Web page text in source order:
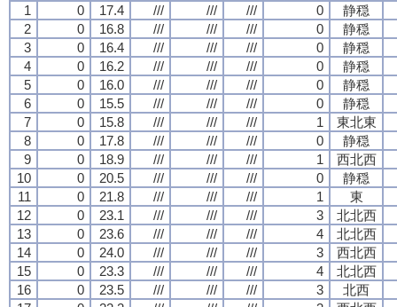
1
0 17.4 /// /// /// 0
静穏
2
0 16.8 /// /// /// 0
静穏
3
0 16.4 /// /// /// 0
静穏
4
0 16.2 /// /// /// 0
静穏
5
0 16.0 /// /// /// 0
静穏
6
0 15.5 /// /// /// 0
静穏
7
0 15.8 /// /// /// 1
東北東
8
0 17.8 /// /// /// 0
静穏
9
0 18.9 /// /// /// 1
西北西
10
0 20.5 /// /// /// 0
静穏
11
0 21.8 /// /// /// 1
東
12
0 23.1 /// /// /// 3
北北西
13
0 23.6 /// /// /// 4
北北西
14
0 24.0 /// /// /// 3
西北西
15
0 23.3 /// /// /// 4
北北西
16
0 23.5 /// /// /// 3
北西
1
0 17.4 /// /// /// 0
静穏
2
0 16.8 /// /// /// 0
静穏
3
0 16.4 /// /// /// 0
静穏
4
0 16.2 /// /// /// 0
静穏
5
0 16.0 /// /// /// 0
静穏
6
0 15.5 /// /// /// 0
静穏
7
0 15.8 /// /// /// 1
東北東
8
0 17.8 /// /// /// 0
静穏
9
0 18.9 /// /// /// 1
西北西
10
0 20.5 /// /// /// 0
静穏
11
0 21.8 /// /// /// 1
東
12
0 23.1 /// /// /// 3
北北西
13
0 23.6 /// /// /// 4
北北西
14
0 24.0 /// /// /// 3
西北西
15
0 23.3 /// /// /// 4
北北西
16
0 23.5 /// /// /// 3
北西
1
0 17.4 /// /// /// 0
静穏
2
0 16.8 /// /// /// 0
静穏
3
0 16.4 /// /// /// 0
静穏
4
0 16.2 /// /// /// 0
静穏
5
0 16.0 /// /// /// 0
静穏
6
0 15.5 /// /// /// 0
静穏
7
0 15.8 /// /// /// 1
東北東
8
0 17.8 /// /// /// 0
静穏
9
0 18.9 /// /// /// 1
西北西
10
0 20.5 /// /// /// 0
静穏
11
0 21.8 /// /// /// 1
東
12
0 23.1 /// /// /// 3
北北西
13
0 23.6 /// /// /// 4
北北西
14
0 24.0 /// /// /// 3
西北西
15
0 23.3 /// /// /// 4
北北西
16
0 23.5 /// /// /// 3
北西
1
0 17.4 /// /// /// 0
静穏
2
0 16.8 /// /// /// 0
静穏
3
0 16.4 /// /// /// 0
静穏
4
0 16.2 /// /// /// 0
静穏
5
0 16.0 /// /// /// 0
静穏
6
0 15.5 /// /// /// 0
静穏
7
0 15.8 /// /// /// 1
東北東
8
0 17.8 /// /// /// 0
静穏
9
0 18.9 /// /// /// 1
西北西
10
0 20.5 /// /// /// 0
静穏
11
0 21.8 /// /// /// 1
東
12
0 23.1 /// /// /// 3
北北西
13
0 23.6 /// /// /// 4
北北西
14
0 24.0 /// /// /// 3
西北西
15
0 23.3 /// /// /// 4
北北西
16
0 23.5 /// /// /// 3
北西